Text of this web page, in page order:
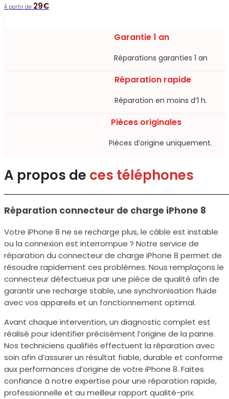
À partir de 29€
Garantie 1 an
Réparations garanties 1 an​
Réparation rapide
Réparation en moins d’1 h.​
Pièces originales
Pièces d’origine uniquement.​
A propos de ces téléphones
Réparation connecteur de charge iPhone 8
Votre iPhone 8 ne se recharge plus, le câble est instable
ou la connexion est interrompue ? Notre service de
réparation du connecteur de charge iPhone 8 permet de
résoudre rapidement ces problèmes. Nous remplaçons le
connecteur défectueux par une pièce de qualité afin de
garantir une recharge stable, une synchronisation fluide
avec vos appareils et un fonctionnement optimal.
Avant chaque intervention, un diagnostic complet est
réalisé pour identifier précisément l’origine de la panne.
Nos techniciens qualifiés effectuent la réparation avec
soin afin d’assurer un résultat fiable, durable et conforme
aux performances d’origine de votre iPhone 8. Faites
confiance à notre expertise pour une réparation rapide,
professionnelle et au meilleur rapport qualité-prix.